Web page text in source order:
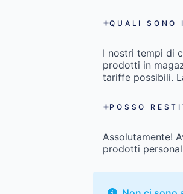
QUALI SONO
I nostri tempi di
prodotti in
tariffe possibili.
POSSO
Assolutamente!
prodotti